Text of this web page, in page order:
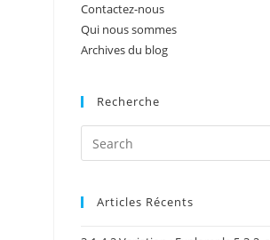
Contactez-nous
Qui nous sommes
Archives du blog
Recherche
Articles Récents